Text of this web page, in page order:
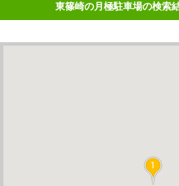
東篠崎の月極駐車場の検索